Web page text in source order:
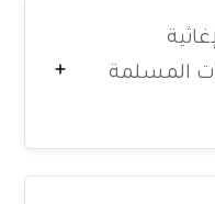
المسلمة